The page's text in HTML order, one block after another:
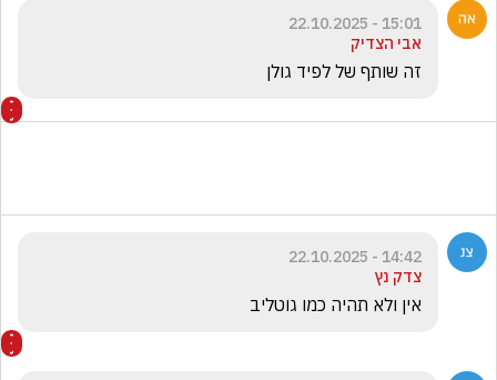
15:01 - 22.10.2025
אבי הצדיק
זה שותף של לפיד גולן
14:42 - 22.10.2025
צדק נץ
אין ולא תהיה כמו גוטליב